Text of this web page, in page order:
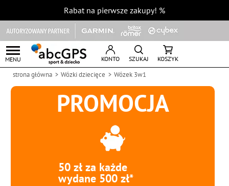
Rabat na pierwsze zakupy! %
MENU KONTO SZUKAJ KOSZYK
strona główna Wózki dziecięce Wózek 3w1
PROMOCJA
50 zł za każde
wydane 500 zł*